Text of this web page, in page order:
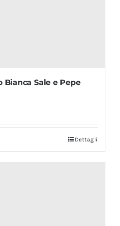
Bianca Sale e Pepe
Dettagli